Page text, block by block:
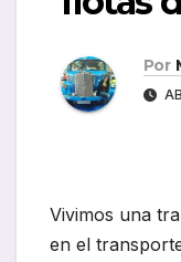
Por
Vivimos una
en el